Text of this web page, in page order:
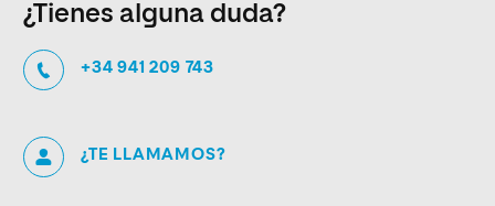
¿Tienes alguna duda?
+34 941 209 743
¿TE LLAMAMOS?